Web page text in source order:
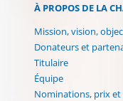
À PROPOS DE LA
Mission, vision,
Donateurs et
Titulaire
Équipe
Nominations, prix